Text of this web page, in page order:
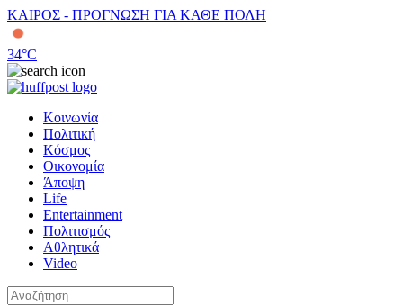
ΚΑΙΡΟΣ - ΠΡΟΓΝΩΣΗ ΓΙΑ ΚΑΘΕ ΠΟΛΗ
34°C
Κοινωνία
Πολιτική
Κόσμος
Οικονομία
Άποψη
Life
Entertainment
Πολιτισμός
Αθλητικά
Video